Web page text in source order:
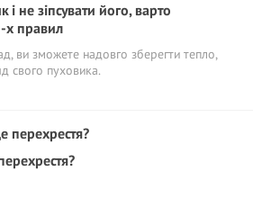
не зіпсувати його, варто
х правил
ви зможете надовго зберегти тепло,
свого пуховика.